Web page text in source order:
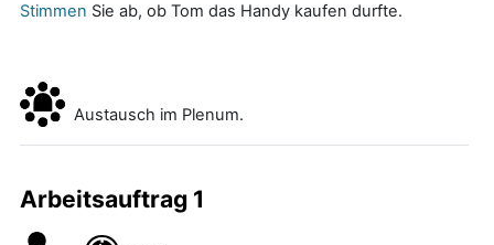
Stimmen Sie ab, ob Tom das Handy kaufen durfte.
Austausch im Plenum.
Arbeitsauftrag 1